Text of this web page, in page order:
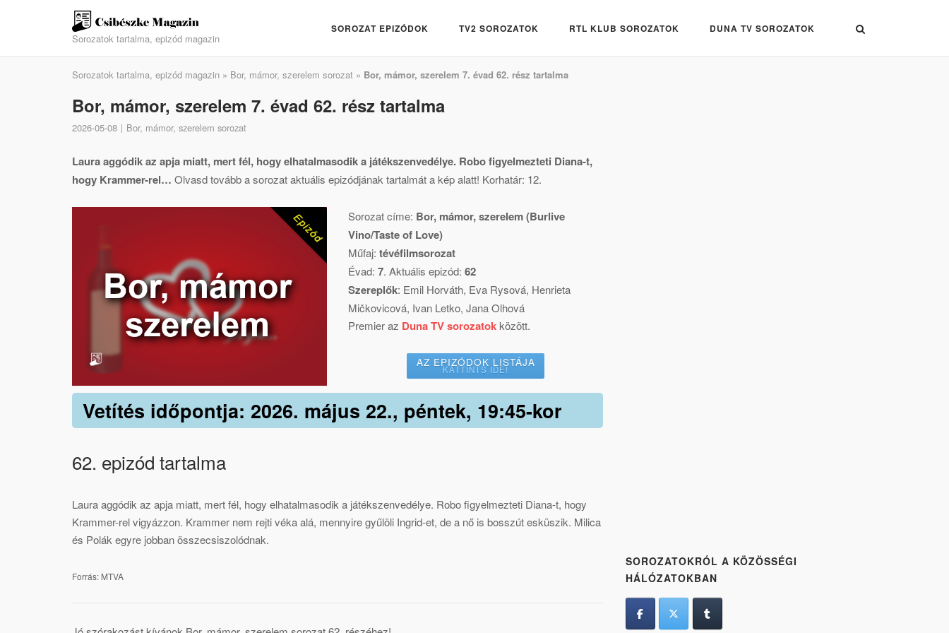
Sorozatok tartalma, epizód magazin
SOROZAT EPIZÓDOK TV2 SOROZATOK RTL KLUB SOROZATOK DUNA TV SOROZATOK
Sorozatok tartalma, epizód magazin » Bor, mámor, szerelem sorozat » Bor, mámor, szerelem 7. évad 62. rész tartalma
Bor, mámor, szerelem 7. évad 62. rész tartalma
2026-05-08 Bor, mámor, szerelem sorozat
Laura aggódik az apja miatt, mert fél, hogy elhatalmasodik a játékszenvedélye. Robo figyelmezteti Diana-t,
hogy Krammer-rel… Olvasd tovább a sorozat aktuális epizódjának tartalmát a kép alatt! Korhatár: 12.
Sorozat címe: Bor, mámor, szerelem (Burlive
Vino/Taste of Love)
Műfaj:tévéfilmsorozat
Évad:7. Aktuális epizód:62
Szereplők: Emil Horváth, Eva Rysová, Henrieta
Mičkovicová, Ivan Letko,Jana Olhová
Premier az Duna TV sorozatok között.
AZ EPIZÓDOK LISTÁJA
KATTINTS IDE!
Vetítés időpontja: 2026. május 22., péntek, 19:45-kor
62. epizód tartalma
Laura aggódik az apja miatt, mert fél, hogy elhatalmasodik a játékszenvedélye. Robo figyelmezteti Diana-t, hogy
Krammer-rel vigyázzon. Krammer nem rejti véka alá, mennyire gyűlöli Ingrid-et, de a nő is bosszút esküszik. Milica
és Polák egyre jobban összecsiszolódnak.
Forrás: MTVA
SOROZATOKRÓL A KÖZÖSSÉGI
HÁLÓZATOKBAN